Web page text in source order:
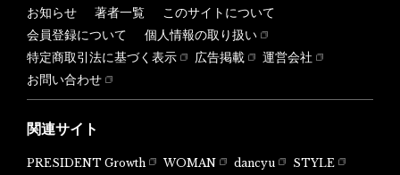
お知らせ 著者一覧
このサイトについて
会員登録について
個人情報の取り扱い
特定商取引法に基づく表示
広告掲載
運営会社
お問い合わせ
関連サイト
PRESIDENT Growth WOMAN dancyu
STYLE